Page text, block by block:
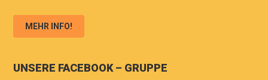
MEHR INFO!
UNSERE FACEBOOK – GRUPPE